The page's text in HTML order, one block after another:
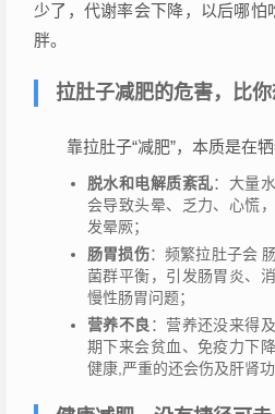
少了，代谢率会下降，以后哪怕
胖。
拉肚子减肥的危害，比
靠拉肚子“减肥”，本质是在牺
脱水和电解质紊乱：大量
会导致头晕、乏力、心慌
发晕厥；
肠胃损伤：频繁拉肚子会
菌群平衡，引发肠胃炎、
慢性肠胃问题；
营养不良 ：营养还没来得
期下来会贫血、免疫力下
健康,严重的还会伤及肝肾功